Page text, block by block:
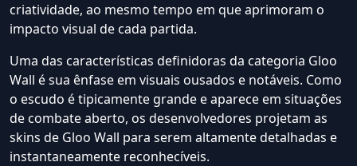
criatividade, ao mesmo tempo em que aprimoram o
impacto visual de cada partida.
Uma das características definidoras da categoria Gloo
Wall é sua ênfase em visuais ousados e notáveis. Como
o escudo é tipicamente grande e aparece em situações
de combate aberto, os desenvolvedores projetam as
skins de Gloo Wall para serem altamente detalhadas e
instantaneamente reconhecíveis.